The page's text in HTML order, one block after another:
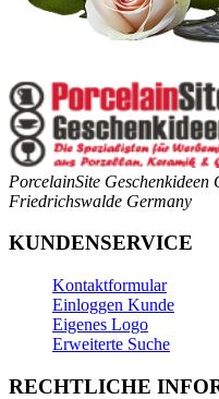
PorcelainSite Geschenkideen
Friedrichswalde Germany
KUNDENSERVICE
Kontaktformular
Einloggen Kunde
Eigenes Logo
Erweiterte Suche
RECHTLICHE